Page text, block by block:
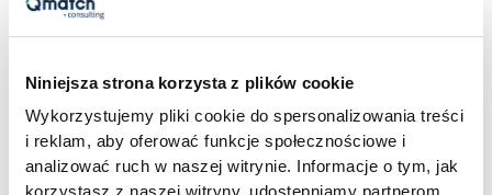
Niniejsza strona korzysta z plików cookie
Wykorzystujemy pliki cookie do spersonalizowania treści
i reklam, aby oferować funkcje społecznościowe i
analizować ruch w naszej witrynie. Informacje o tym, jak
rozliczenie następuje stosownie do faktycznie
Usługa doradcza stanowi zobowiązanie
starannego działania, a nie rezultatu, chyba że
Umowa wyraźnie stanowi inaczej.